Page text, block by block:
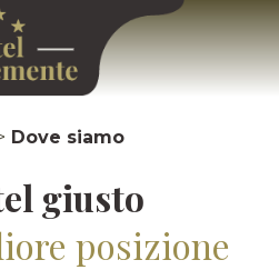
Dove siamo
giusto
posizione